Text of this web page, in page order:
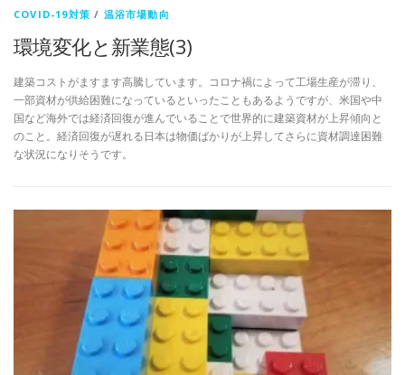
COVID-19対策 / 温浴市場動向
環境変化と新業態(3)
建築コストがますます高騰しています。コロナ禍によって工場生産が滞り、
一部資材が供給困難になっているといったこともあるようですが、米国や中
国など海外では経済回復が進んでいることで世界的に建築資材が上昇傾向と
のこと。経済回復が遅れる日本は物価ばかりが上昇してさらに資材調達困難
な状況になりそうです。